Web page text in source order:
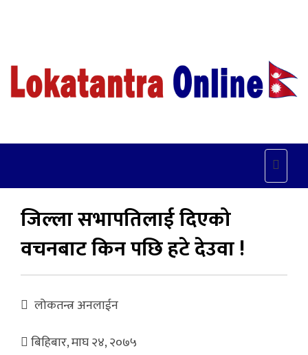
Toggle
जिल्ला सभापतिलाई दिएको
वचनबाट किन पछि हटे देउवा !
लोकतन्त्र अनलाईन
बिहिबार, माघ २४, २०७५